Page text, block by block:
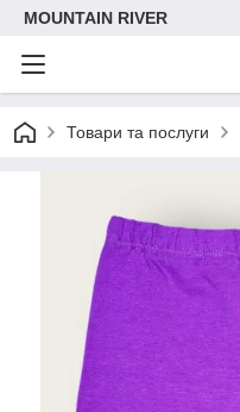
MOUNTAIN RIVER
Товари та послуги